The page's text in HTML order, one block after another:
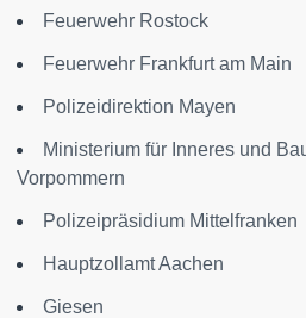
Feuerwehr Rostock
Feuerwehr Frankfurt am Main
Polizeidirektion Mayen
Ministerium für Inneres und
Vorpommern
Polizeipräsidium Mittelfranken
Hauptzollamt Aachen
Giesen